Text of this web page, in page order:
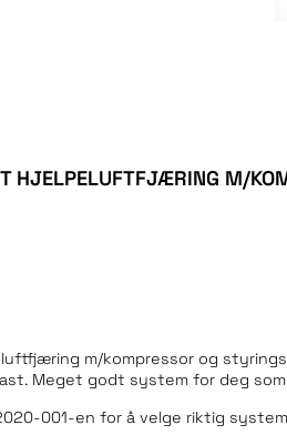
HJELPELUFTFJÆRING M/
m/kompressor og
Meget godt system for deg som
001-en for å velge riktig